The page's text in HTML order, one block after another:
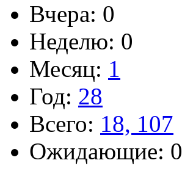
Вчера: 0
Неделю: 0
Месяц: 1
Год: 28
Всего: 18, 107
Ожидающие: 0